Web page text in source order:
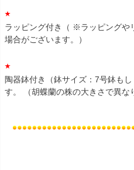
ラッピング付き（ ※ラッピングや
場合がございます。）
陶器鉢付き（鉢サイズ：7号鉢も
す。 （胡蝶蘭の株の大きさで異な